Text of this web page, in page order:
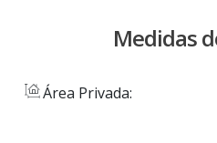
Medidas
Área Privada: